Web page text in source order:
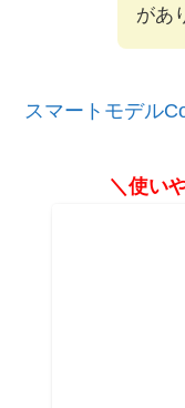
があ
スマートモデル
＼使い